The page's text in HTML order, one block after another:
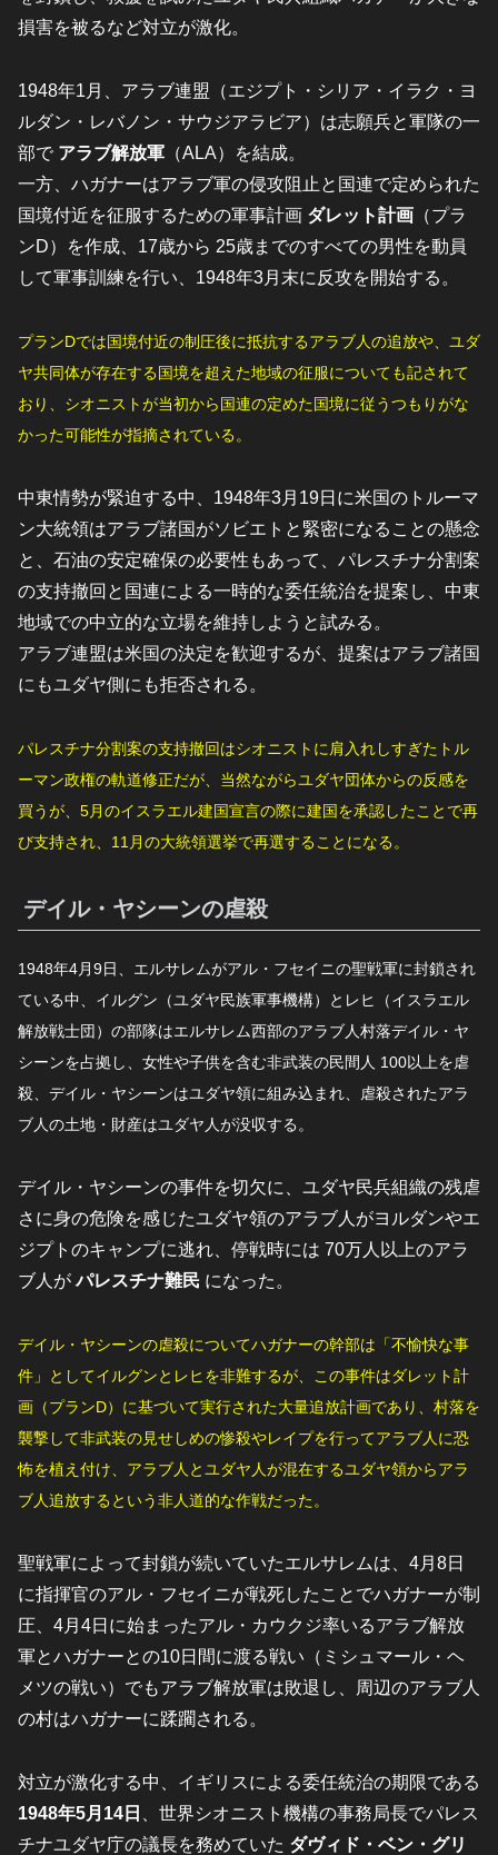
損害を被るなど対立が激化。
1948年1月、アラブ連盟（エジプト・シリア・イラク・ヨ
ルダン・レバノン・サウジアラビア）は志願兵と軍隊の一
部で アラブ解放軍 （ALA）を結成。
一方、ハガナーはアラブ軍の侵攻阻止と国連で定められた
国境付近を征服するための軍事計画 ダレット計画 （プラ
ンD）を作成、17歳から 25歳までのすべての男性を動員
して軍事訓練を行い、1948年3月末に反攻を開始する。
プランDでは国境付近の制圧後に抵抗するアラブ人の追放や、ユダ
ヤ共同体が存在する国境を超えた地域の征服についても記されて
おり、シオニストが当初から国連の定めた国境に従うつもりがな
かった可能性が指摘されている。
中東情勢が緊迫する中、1948年3月19日に米国のトルーマ
ン大統領はアラブ諸国がソビエトと緊密になることの懸念
と、石油の安定確保の必要性もあって、パレスチナ分割案
の支持撤回と国連による一時的な委任統治を提案し、中東
地域での中立的な立場を維持しようと試みる。
アラブ連盟は米国の決定を歓迎するが、提案はアラブ諸国
にもユダヤ側にも拒否される。
パレスチナ分割案の支持撤回はシオニストに肩入れしすぎたトル
ーマン政権の軌道修正だが、当然ながらユダヤ団体からの反感を
買うが、5月のイスラエル建国宣言の際に建国を承認したことで再
び支持され、11月の大統領選挙で再選することになる。
デイル・ヤシーンの虐殺
1948年4月9日、エルサレムがアル・フセイニの聖戦軍に封鎖され
ている中、イルグン（ユダヤ民族軍事機構）とレヒ（イスラエル
解放戦士団）の部隊はエルサレム西部のアラブ人村落デイル・ヤ
シーンを占拠し、女性や子供を含む非武装の民間人 100以上を虐
殺、デイル・ヤシーンはユダヤ領に組み込まれ、虐殺されたアラ
ブ人の土地・財産はユダヤ人が没収する。
デイル・ヤシーンの事件を切欠に、ユダヤ民兵組織の残虐
さに身の危険を感じたユダヤ領のアラブ人がヨルダンやエ
ジプトのキャンプに逃れ、停戦時には 70万人以上のアラ
ブ人がパレスチナ難民 になった。
デイル・ヤシーンの虐殺についてハガナーの幹部は「不愉快な事
件」としてイルグンとレヒを非難するが、この事件はダレット計
画（プランD）に基づいて実行された大量追放計画であり、村落を
襲撃して非武装の見せしめの惨殺やレイプを行ってアラブ人に恐
怖を植え付け、アラブ人とユダヤ人が混在するユダヤ領からアラ
ブ人追放するという非人道的な作戦だった。
聖戦軍によって封鎖が続いていたエルサレムは、4月8日
に指揮官のアル・フセイニが戦死したことでハガナーが制
圧、4月4日に始まったアル・カウクジ率いるアラブ解放
軍とハガナーとの10日間に渡る戦い（ミシュマール・ヘ
メツの戦い）でもアラブ解放軍は敗退し、周辺のアラブ人
の村はハガナーに蹂躙される。
対立が激化する中、イギリスによる委任統治の期限である
1948年5月14日
、世界シオニスト機構の事務局長でパレス
チナユダヤ庁の議長を務めていた ダヴィド・ベン・グリ